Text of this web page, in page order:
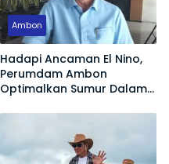
Ambon
Hadapi Ancaman El Nino,
Perumdam Ambon
Optimalkan Sumur Dalam